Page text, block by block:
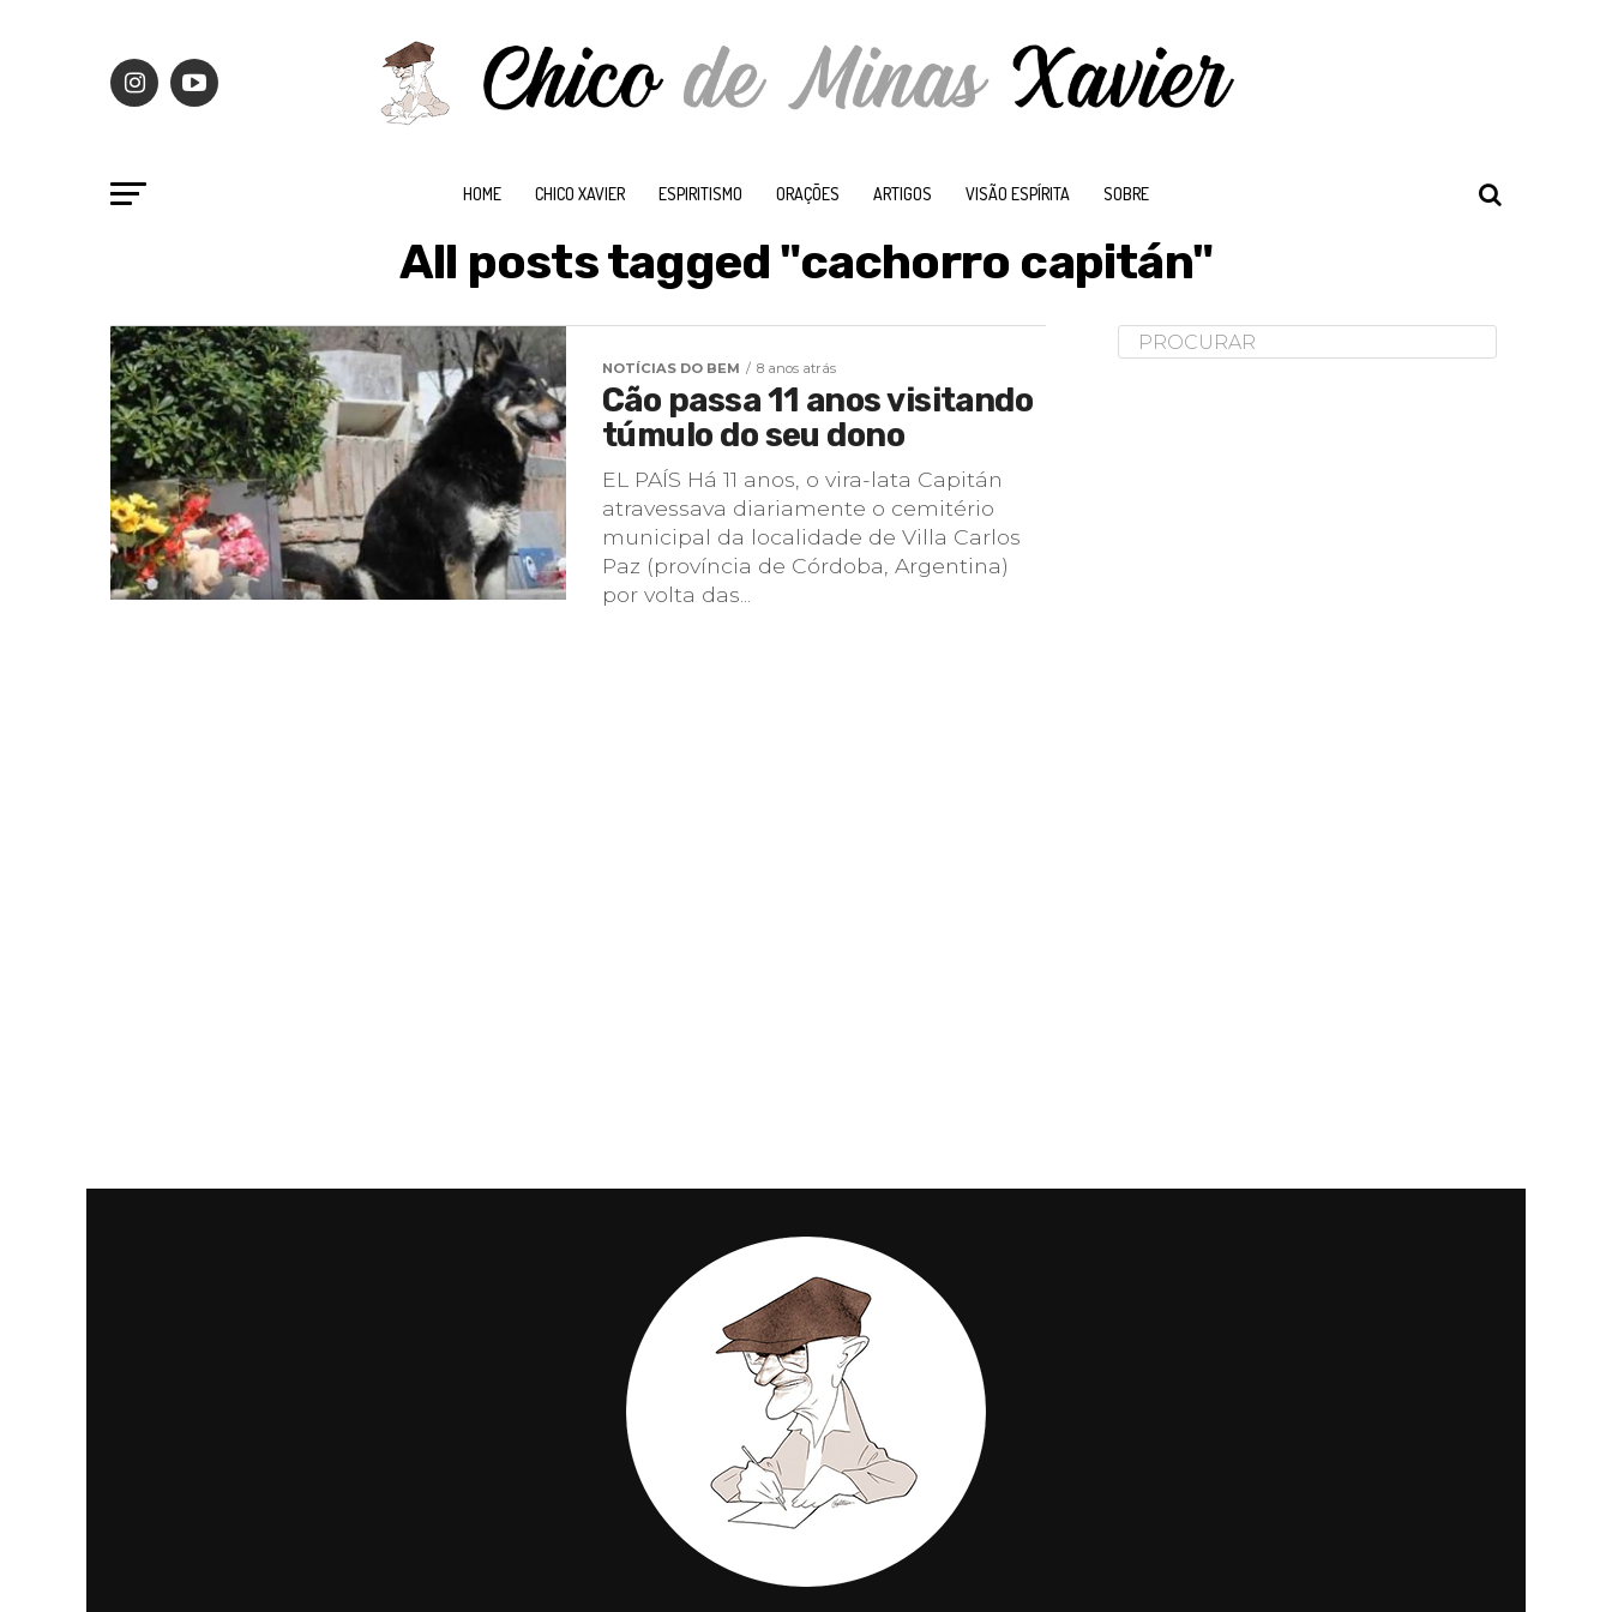
HOME CHICO XAVIER ESPIRITISMO ORAÇÕES ARTIGOS VISÃO ESPÍRITA SOBRE
All posts tagged "cachorro capitán"
NOTÍCIAS DO BEM 8 anos atrás
Cão passa 11 anos visitando
túmulo do seu dono
EL PAÍS Há 11 anos, o vira-lata Capitán
atravessava diariamente o cemitério
municipal da localidade de Villa Carlos
Paz (província de Córdoba, Argentina)
por volta das...